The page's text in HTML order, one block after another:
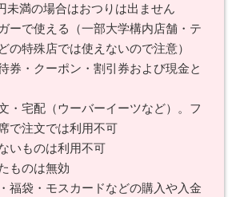
未満の場合はおつりは出ません
ーで使える（一部大学構内店舗・テ
の特殊店では使えないので注意）
券・クーポン・割引券および現金と
・宅配（ウーバーイーツなど）。フ
で注文では利用不可
いものは利用不可
ものは無効
福袋・モスカードなどの購入や入金